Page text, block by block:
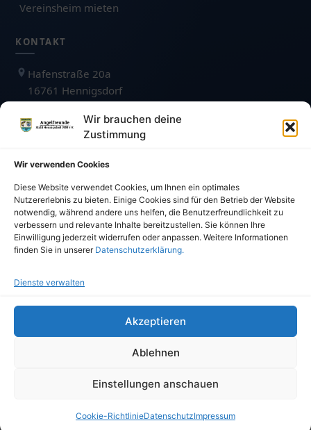
Wir brauchen deine
Zustimmung
Wir verwenden Cookies
Diese Website verwendet Cookies, um Ihnen ein optimales
Nutzererlebnis zu bieten. Einige Cookies sind für den Betrieb der Website
notwendig, während andere uns helfen, die Benutzerfreundlichkeit zu
verbessern und relevante Inhalte bereitzustellen. Sie können Ihre
Einwilligung jederzeit widerrufen oder anpassen. Weitere Informationen
finden Sie in unserer Datenschutzerklärung.
Dienste verwalten
Akzeptieren
Ablehnen
Einstellungen anschauen
Cookie-RichtlinieDatenschutzImpressum
Vereinsheim mieten
KONTAKT
Hafenstraße 20a
16761 Hennigsdorf
kontakt@angelfreunde1959.de
vermietung@angelfreunde1959.de
VERBÄNDE & PARTNER
Angelfreunde Stahl Hennigsdorf 1959 e.V. · Alle
Rechte vorbehalten.
DatenschutzCookie-Richtlinien